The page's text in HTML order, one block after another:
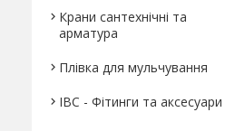
Крани сантехнічні та
арматура
Плівка для мульчування
IBC - Фітинги та аксесуари